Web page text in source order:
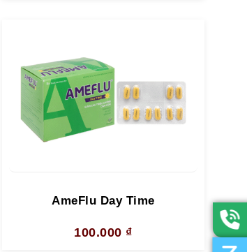
AmeFlu Day Time
100.000 ₫